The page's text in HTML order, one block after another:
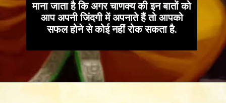
माना जाता है कि अगर चाणक्य की इन बातों को
आप अपनी जिंदगी में अपनाते हैं तो आपको
सफल होने से कोई नहीं रोक सकता है.